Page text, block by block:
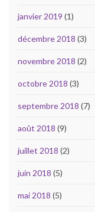
janvier 2019 (1)
décembre 2018 (3)
novembre 2018 (2)
octobre 2018 (3)
septembre 2018 (7)
août 2018 (9)
juillet 2018 (2)
juin 2018 (5)
mai 2018 (5)